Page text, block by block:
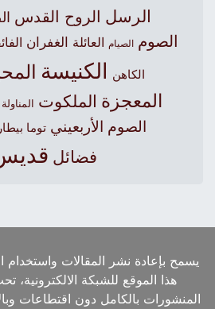
الرسل الروح القدس
الصوم الصيام العائلة الغفران
الكاهن الكنيسة
المعجزة الملكوت المناولة
الصوم الأربعيني توما بيطار
فضائل قديس
يسمح بإعادة نشر المقالات واستخدام
هذا الموقع للشبكة الالكترونية،
المنشورات بالكامل دون اقتطاعات